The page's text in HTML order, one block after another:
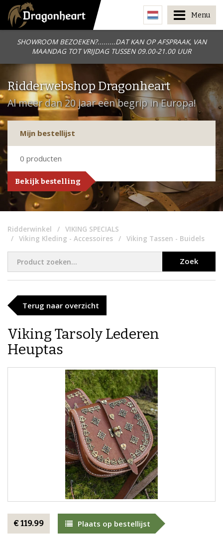
SHOWROOM BEZOEKEN?.........DAT KAN OP AFSPRAAK, VAN
MAANDAG TOT VRIJDAG TUSSEN 09.00-21.00 UUR
Menu
Ridderwebshop Dragonheart
Al meer dan 20 jaar een begrip in Europa!
Mijn bestellijst
0 producten
Bekijk bestelling
Ridderwinkel
VIKING SPECIALS
Viking Kleding - Accessoires
Viking Tassen - Buidels
Zoek
Terug naar overzicht
Viking Tarsoly Lederen
Heuptas
€ 119.99 Plaats op bestellijst